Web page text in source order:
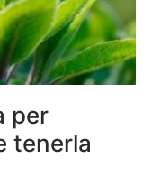
per
tenerla